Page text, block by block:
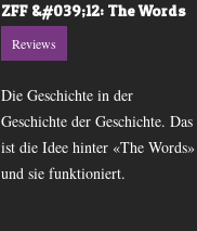
ZFF &#039;12: The Words
Reviews
Die Geschichte in der
Geschichte der Geschichte. Das
ist die Idee hinter «The Words»
und sie funktioniert.